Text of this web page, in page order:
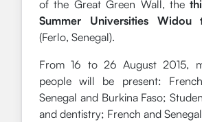
of the Great Green Wall, the
Summer Universities Widou
(Ferlo, Senegal).
From 16 to 26 August 2015,
people will be present:
Senegal and Burkina Faso;
and dentistry; French and